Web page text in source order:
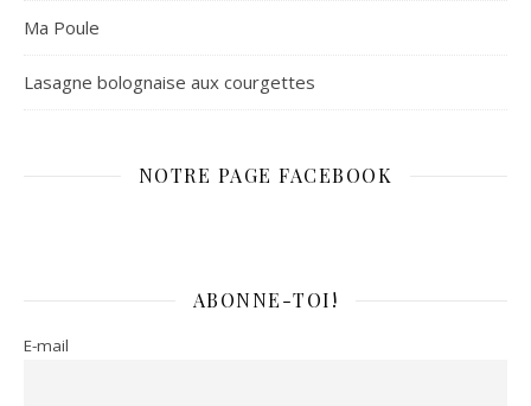
Ma Poule
Lasagne bolognaise aux courgettes
NOTRE PAGE FACEBOOK
ABONNE-TOI!
E-mail